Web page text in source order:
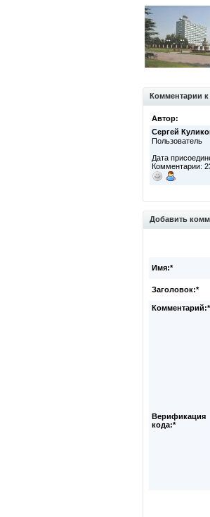
Комментарии
Автор:
Сергей
Пользователь
Дата
Комментарии:
Добавить
Имя:*
Заголовок:*
Комментарий:*
Верификация
кода:*